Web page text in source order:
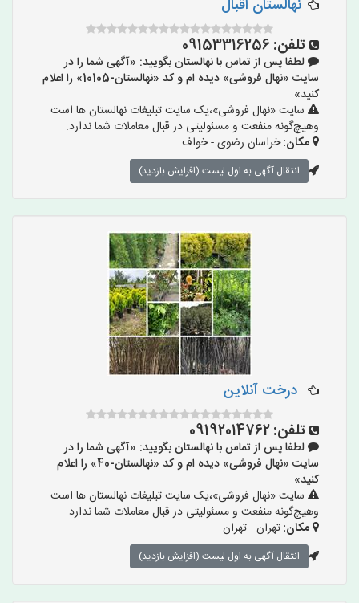
نهالستان اقبال
تلفن: 09153316256
لطفا پس از تماس با نهالستان بگویید: «آگهی شما را در
سایت «نهال فروشی» دیده ام و کد «نهالستان-10105» را اعلام
کنید»
سایت «نهال فروشی»،یک سایت تبلیغات نهالستان ها است
وهیچ‌گونه منفعت و مسئولیتی در قبال معاملات شما ندارد.
مکان:خراسان رضوی - خواف
انتقال آگهی به اول لیست (افزایش بازدید)
درخت آنلاین
تلفن:09192014762
لطفا پس از تماس با نهالستان بگویید: «آگهی شما را در
سایت «نهال فروشی» دیده ام و کد «نهالستان-40» را اعلام
کنید»
سایت «نهال فروشی»،یک سایت تبلیغات نهالستان ها است
وهیچ‌گونه منفعت و مسئولیتی در قبال معاملات شما ندارد.
مکان:تهران - تهران
انتقال آگهی به اول لیست (افزایش بازدید)